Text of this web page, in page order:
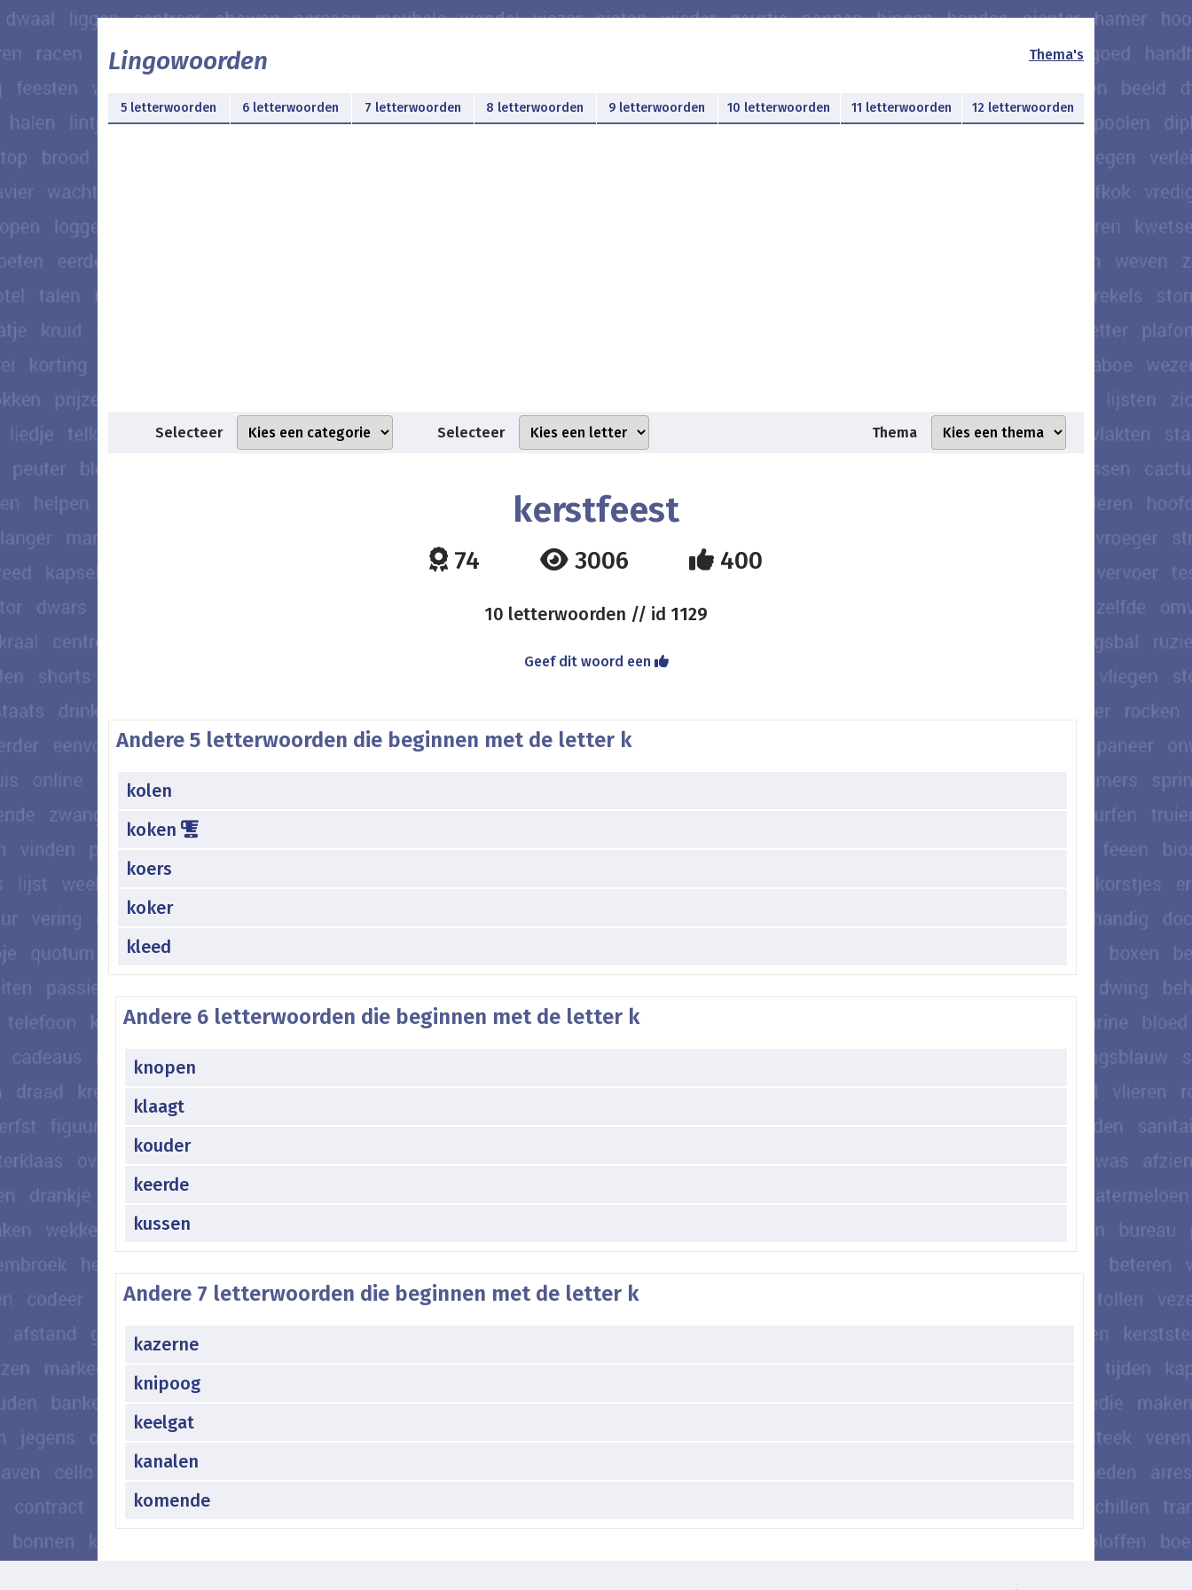
Lingowoorden Thema's
5 letterwoorden 6 letterwoorden 7 letterwoorden 8 letterwoorden 9 letterwoorden 10 letterwoorden 11 letterwoorden 12 letterwoorden
Selecteer Selecteer Thema
kerstfeest
74 3006 400
10 letterwoorden // id 1129
Geef dit woord een
Andere 5 letterwoorden die beginnen met de letter k
kolen
koken
koers
koker
kleed
Andere 6 letterwoorden die beginnen met de letter k
knopen
klaagt
kouder
keerde
kussen
Andere 7 letterwoorden die beginnen met de letter k
kazerne
knipoog
keelgat
kanalen
komende